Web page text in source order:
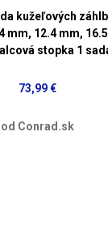
kužeľových
mm, 12.4 mm,
stopka 1
73,99 €
od Conrad.sk